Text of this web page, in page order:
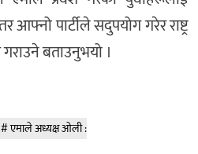
पार्टीले सदुपयोग गरेर राष्ट्र
बताउनुभयो ।
एमाले अध्यक्ष ओली :